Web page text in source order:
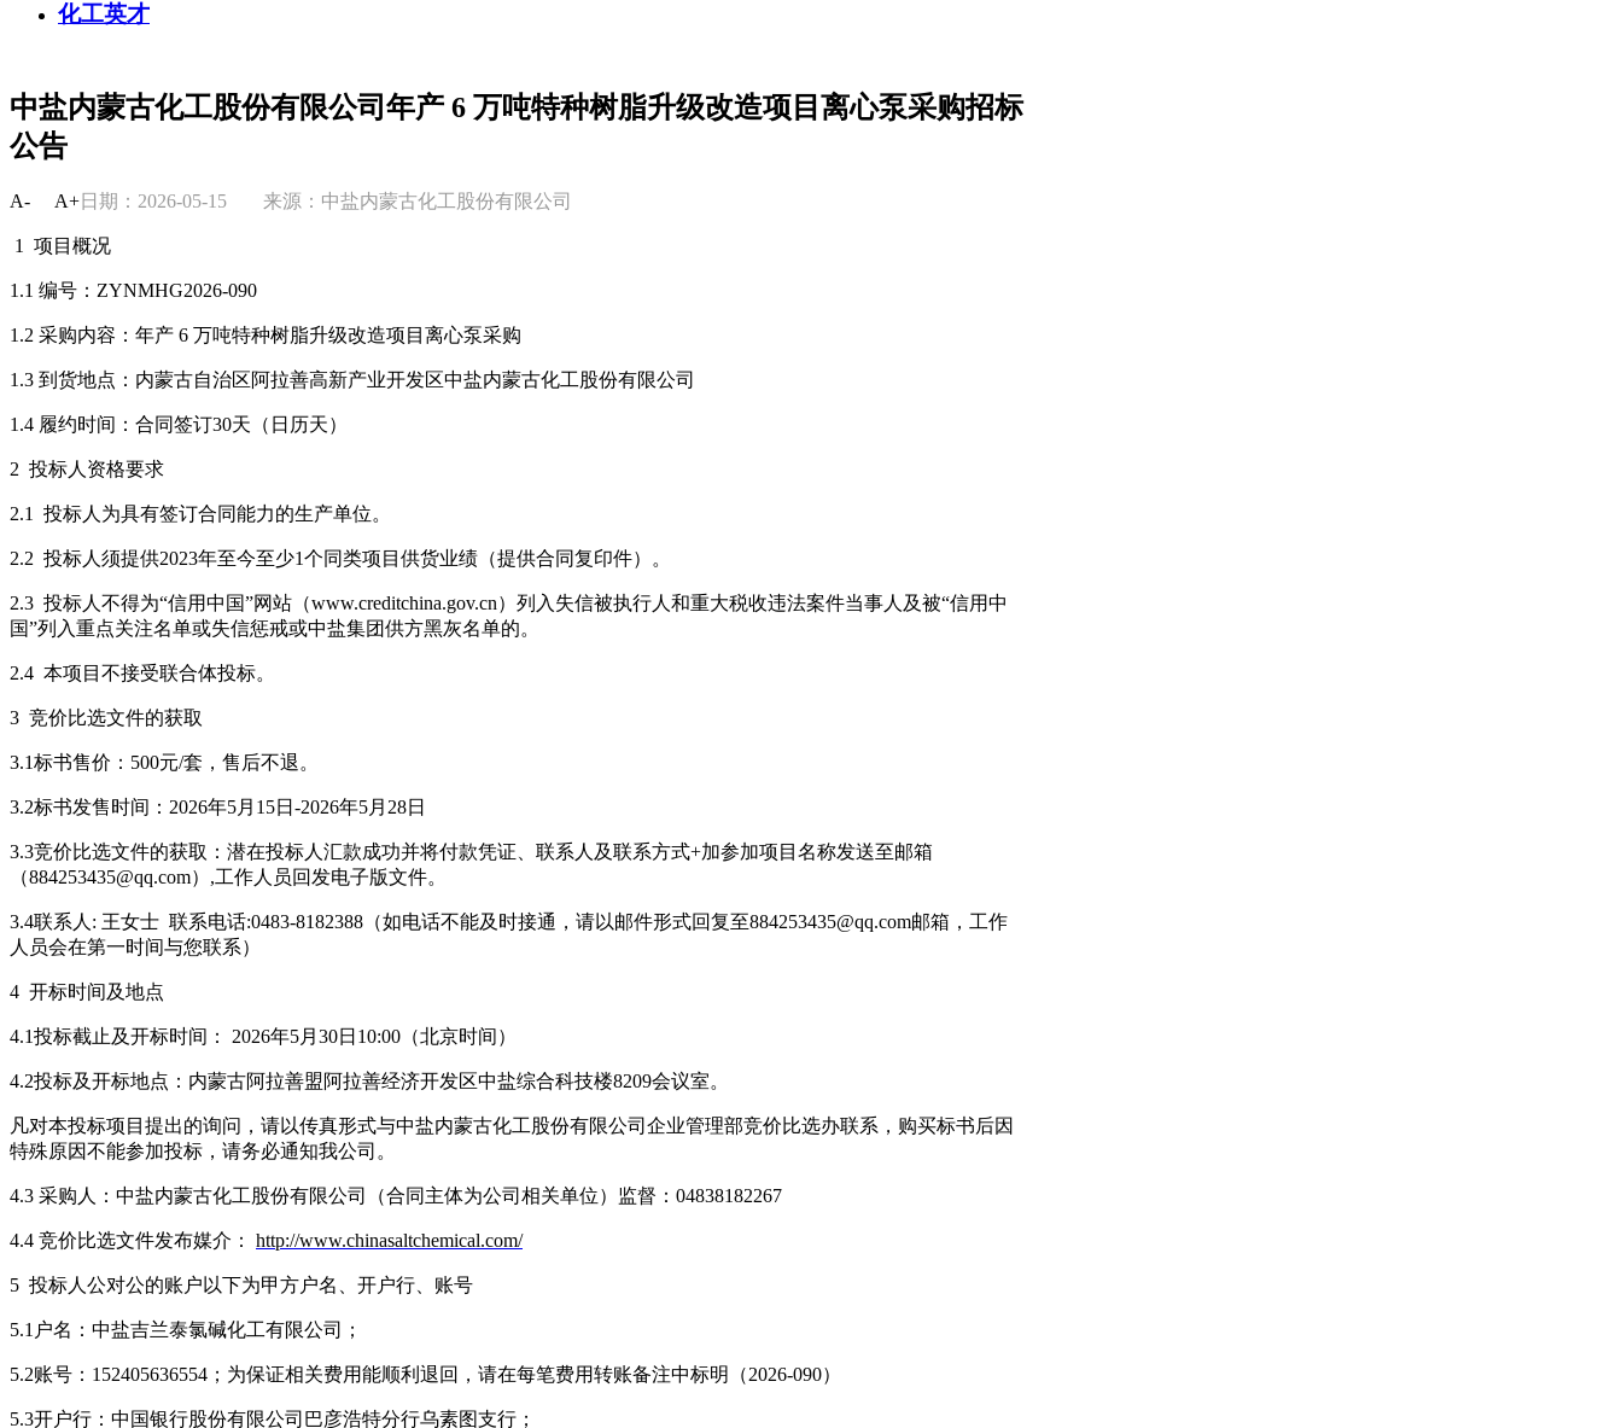
化工英才
中盐内蒙古化工股份有限公司年产 6 万吨特种树脂升级改造项目离心泵采购招标
公告
A- A+日期：2026-05-15 来源：中盐内蒙古化工股份有限公司
1 项目概况
1.1 编号：ZYNMHG2026-090
1.2 采购内容：年产 6 万吨特种树脂升级改造项目离心泵采购
1.3 到货地点：内蒙古自治区阿拉善高新产业开发区中盐内蒙古化工股份有限公司
1.4 履约时间：合同签订30天（日历天）
2 投标人资格要求
2.1 投标人为具有签订合同能力的生产单位。
2.2 投标人须提供2023年至今至少1个同类项目供货业绩（提供合同复印件）。
2.3 投标人不得为“信用中国”网站（www.creditchina.gov.cn）列入失信被执行人和重大税收违法案件当事人及被“信用中
国”列入重点关注名单或失信惩戒或中盐集团供方黑灰名单的。
2.4 本项目不接受联合体投标。
3 竞价比选文件的获取
3.1标书售价：500元/套，售后不退。
3.2标书发售时间：2026年5月15日-2026年5月28日
3.3竞价比选文件的获取：潜在投标人汇款成功并将付款凭证、联系人及联系方式+加参加项目名称发送至邮箱
（884253435@qq.com）,工作人员回发电子版文件。
3.4联系人: 王女士 联系电话:0483-8182388（如电话不能及时接通，请以邮件形式回复至884253435@qq.com邮箱，工作
人员会在第一时间与您联系）
4 开标时间及地点
4.1投标截止及开标时间： 2026年5月30日10:00（北京时间）
4.2投标及开标地点：内蒙古阿拉善盟阿拉善经济开发区中盐综合科技楼8209会议室。
凡对本投标项目提出的询问，请以传真形式与中盐内蒙古化工股份有限公司企业管理部竞价比选办联系，购买标书后因
特殊原因不能参加投标，请务必通知我公司。
4.3 采购人：中盐内蒙古化工股份有限公司（合同主体为公司相关单位）监督：04838182267
4.4 竞价比选文件发布媒介： http://www.chinasaltchemical.com/
5 投标人公对公的账户以下为甲方户名、开户行、账号
5.1户名：中盐吉兰泰氯碱化工有限公司；
5.2账号：152405636554；为保证相关费用能顺利退回，请在每笔费用转账备注中标明（2026-090）
5.3开户行：中国银行股份有限公司巴彦浩特分行乌素图支行；